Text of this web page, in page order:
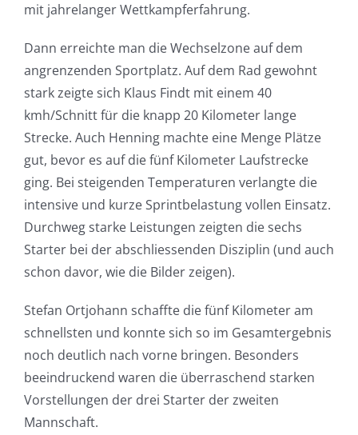
mit jahrelanger Wettkampferfahrung.
Dann erreichte man die Wechselzone auf dem
angrenzenden Sportplatz. Auf dem Rad gewohnt
stark zeigte sich Klaus Findt mit einem 40
kmh/Schnitt für die knapp 20 Kilometer lange
Strecke. Auch Henning machte eine Menge Plätze
gut, bevor es auf die fünf Kilometer Laufstrecke
ging. Bei steigenden Temperaturen verlangte die
intensive und kurze Sprintbelastung vollen Einsatz.
Durchweg starke Leistungen zeigten die sechs
Starter bei der abschliessenden Disziplin (und auch
schon davor, wie die Bilder zeigen).
Stefan Ortjohann schaffte die fünf Kilometer am
schnellsten und konnte sich so im Gesamtergebnis
noch deutlich nach vorne bringen. Besonders
beeindruckend waren die überraschend starken
Vorstellungen der drei Starter der zweiten
Mannschaft.